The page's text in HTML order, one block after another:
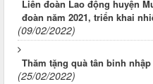
Liên đoàn Lao động huyện
đoàn năm 2021, triển khai
(09/02/2022)
Thăm tặng quà tân binh
(25/02/2022)